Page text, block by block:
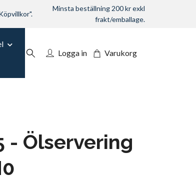
Minsta beställning 200 kr exkl
frakt/emballage.
Logga in Varukorg
- Ölservering